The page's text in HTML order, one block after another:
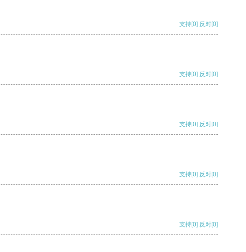
支持[0] 反对[0]
支持[0] 反对[0]
支持[0] 反对[0]
支持[0] 反对[0]
支持[0] 反对[0]